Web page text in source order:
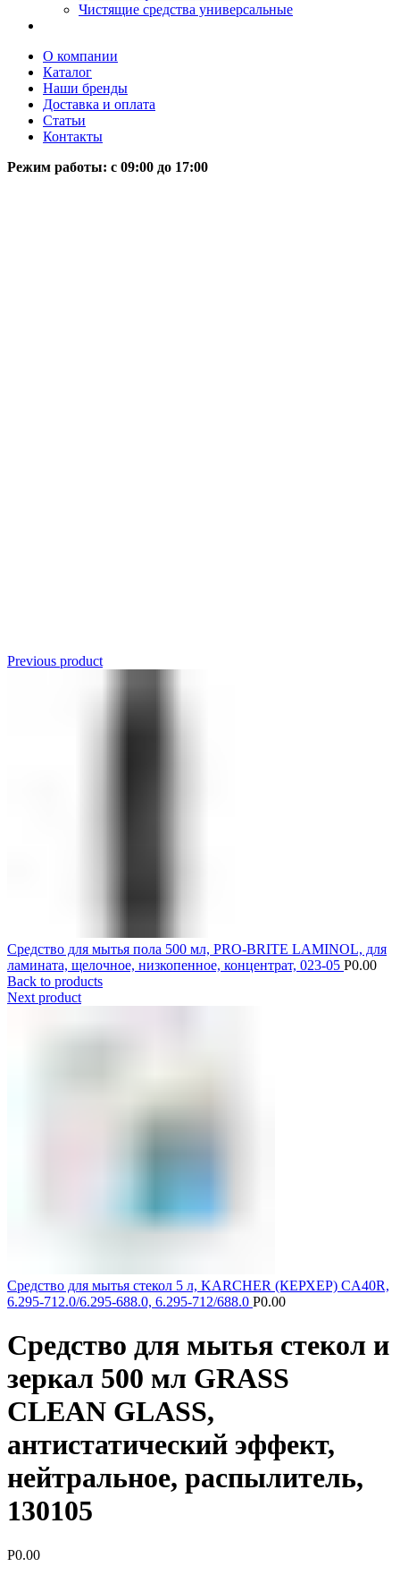
Чистящие средства универсальные
О компании
Каталог
Наши бренды
Доставка и оплата
Статьи
Контакты
Режим работы: c 09:00 до 17:00
Previous product
Средство для мытья пола 500 мл, PRO-BRITE LAMINOL, для
ламината, щелочное, низкопенное, концентрат, 023-05 Р0.00
Back to products
Next product
Средство для мытья стекол 5 л, KARCHER (КЕРХЕР) CA40R,
6.295-712.0/6.295-688.0, 6.295-712/688.0 Р0.00
Средство для мытья стекол и
зеркал 500 мл GRASS
CLEAN GLASS,
антистатический эффект,
нейтральное, распылитель,
130105
Р0.00